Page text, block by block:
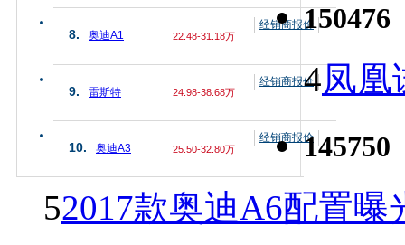
8. 奥迪A1 22.48-31.18万
经销商报价
9. 雷斯特 24.98-38.68万
经销商报价
10. 奥迪A3 25.50-32.80万
经销商报价
150476
4凤凰
145750
52017款奥迪A6配置曝